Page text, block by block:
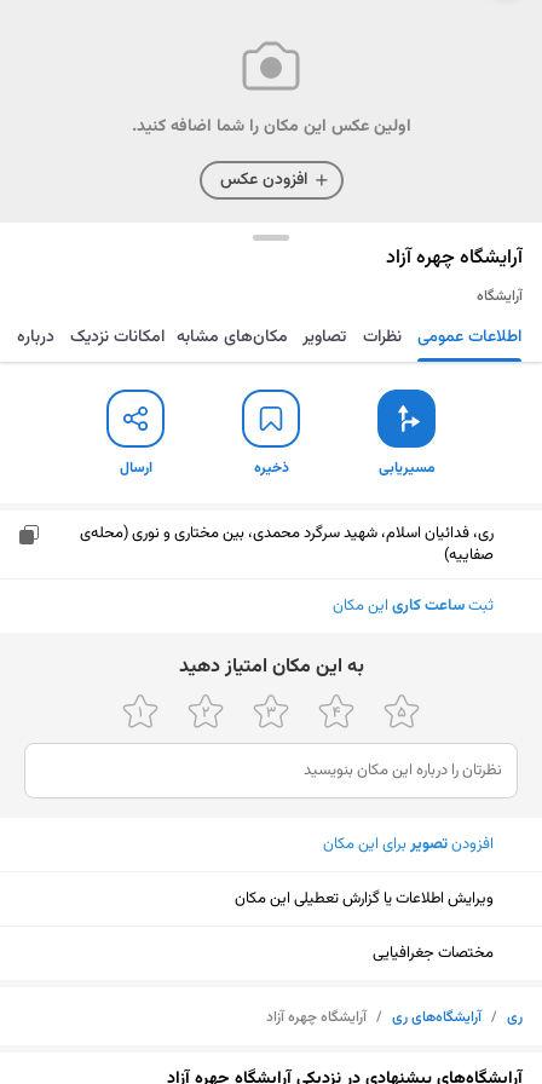
اولین عکس این مکان را شما اضافه کنید.
افزودن عکس
آرایشگاه چهره آزاد
آرایشگاه
مسیریابی ذخیره ارسال اطلاعات عمومی نظرات تصاویر مکان‌های مشابه امکانات نزدیک درباره
مسیریابی ذخیره ارسال
ری، فدائیان اسلام، شهید سرگرد محمدی، بین مختاری و نوری (محله‌ی
صفاییه)
ثبتساعت کاری این مکان
ﺑﻪ اﯾﻦ ﻣﮑﺎن اﻣﺘﯿﺎز دﻫﯿﺪ
افزودنتصویربرای این مکان
ویرایش اطلاعات یا گزارش تعطیلی این مکان
مختصات جغرافیایی
ری / آرایشگاه‌های ری / آرایشگاه چهره آزاد